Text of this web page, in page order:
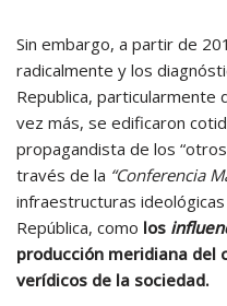
Sin embargo, a partir de
radicalmente y los
Republica, particularmente
vez más, se edificaron
propagandista de los
través de la “Conferencia
infraestructuras
República, como los
producción meridiana del
verídicos de la sociedad.